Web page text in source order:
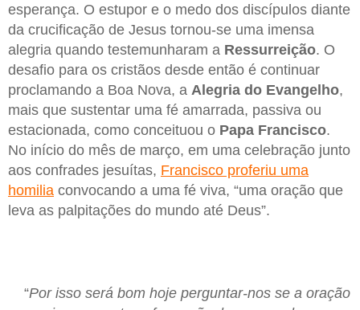
esperança. O estupor e o medo dos discípulos diante
da crucificação de Jesus tornou-se uma imensa
alegria quando testemunharam a Ressurreição. O
desafio para os cristãos desde então é continuar
proclamando a Boa Nova, a Alegria do Evangelho,
mais que sustentar uma fé amarrada, passiva ou
estacionada, como conceituou o Papa Francisco.
No início do mês de março, em uma celebração junto
aos confrades jesuítas, Francisco proferiu uma
homilia convocando a uma fé viva, “uma oração que
leva as palpitações do mundo até Deus”.
“Por isso será bom hoje perguntar-nos se a oração